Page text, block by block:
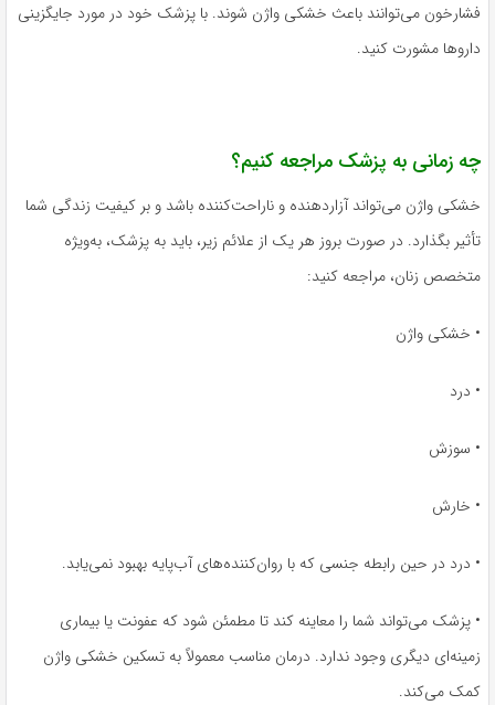
فشارخون می‌توانند باعث خشکی واژن شوند. با پزشک خود در مورد جایگزینی
داروها مشورت کنید.
چه زمانی به پزشک مراجعه کنیم؟
خشکی واژن می‌تواند آزاردهنده و ناراحت‌کننده باشد و بر کیفیت زندگی شما
تأثیر بگذارد. در صورت بروز هر یک از علائم زیر، باید به پزشک، به‌ویژه
متخصص زنان، مراجعه کنید:
• خشکی واژن
• درد
• سوزش
• خارش
• درد در حین رابطه جنسی که با روان‌کننده‌های آب‌پایه بهبود نمی‌یابد.
• پزشک می‌تواند شما را معاینه کند تا مطمئن شود که عفونت یا بیماری
زمینه‌ای دیگری وجود ندارد. درمان مناسب معمولاً به تسکین خشکی واژن
کمک می‌کند.